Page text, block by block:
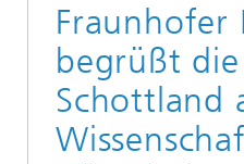
Fraunhofer
begrüßt
Schottland